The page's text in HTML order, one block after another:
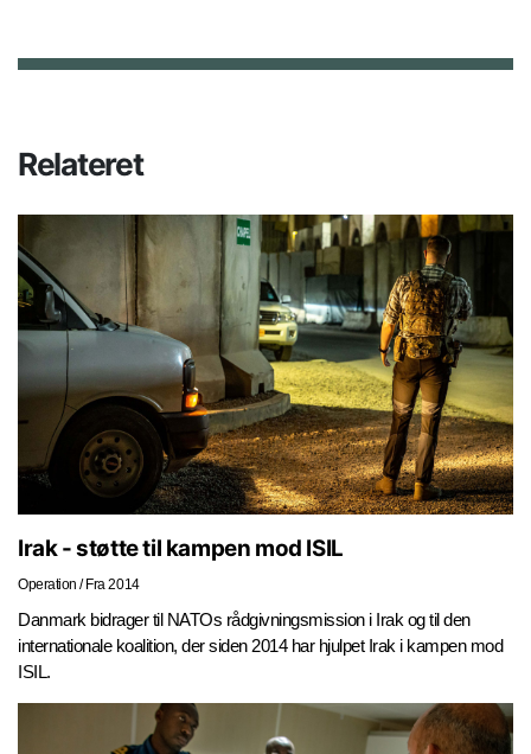
Relateret
Irak - støtte til kampen mod ISIL
Operation / Fra 2014
Danmark bidrager til NATOs rådgivningsmission i Irak og til den
internationale koalition, der siden 2014 har hjulpet Irak i kampen mod
ISIL.